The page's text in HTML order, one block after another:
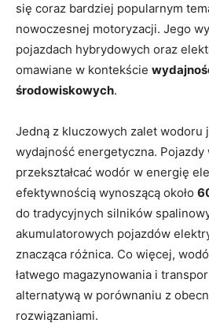
się coraz bardziej popularnym
nowoczesnej motoryzacji. Jego
pojazdach hybrydowych oraz
omawiane w kontekście
środowiskowych.
Jedną z ​kluczowych ⁣zalet wodoru
wydajność energetyczna.
przekształcać wodór w⁣ energię
efektywnością wynoszącą około
do‍ tradycyjnych ⁤silników
akumulatorowych pojazdów
znacząca różnica. Co więcej,
łatwego magazynowania i
alternatywą ‌w porównaniu z
rozwiązaniami.